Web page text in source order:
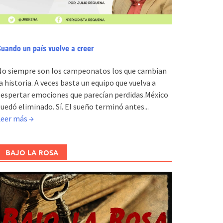
un país vuelve a creer
siempre son los campeonatos los que cambian
historia. A veces basta un equipo que vuelva a
emociones que parecían perdidas.México
eliminado. Sí. El sueño terminó antes...
más →
BAJO LA ROSA